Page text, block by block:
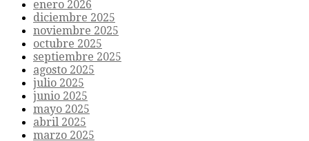
enero 2026
diciembre 2025
noviembre 2025
octubre 2025
septiembre 2025
agosto 2025
julio 2025
junio 2025
mayo 2025
abril 2025
marzo 2025